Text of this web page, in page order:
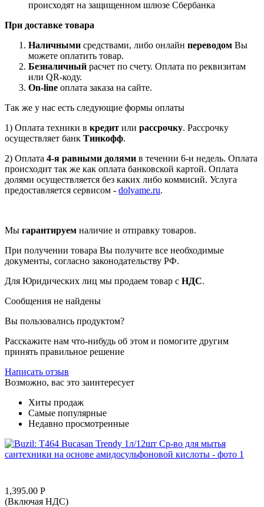
происходят на защищенном шлюзе Сбербанка
При доставке товара
Наличными средствами, либо онлайн переводом Вы
можете оплатить товар.
Безналичный расчет по счету. Оплата по реквизитам
или QR-коду.
On-line оплата заказа на сайте.
Так же у нас есть следующие формы оплаты
1) Оплата техники в кредит или рассрочку. Рассрочку
осуществляет банк Тинкофф.
2) Оплата 4-я равными долями в течении 6-и недель. Оплата
происходит так же как оплата банковской картой. Оплата
долями осуществляется без каких либо коммисий. Услуга
предоставляется сервисом - dolyame.ru.
Мы гарантируем наличие и отправку товаров.
При получении товара Вы получите все необходимые
документы, согласно законодательству РФ.
Для Юридических лиц мы продаем товар с НДС.
Сообщения не найдены
Вы пользовались продуктом?
Расскажите нам что-нибудь об этом и помогите другим
принять правильное решение
Написать отзыв
Возможно, вас это заинтересует
Хиты продаж
Самые популярные
Недавно просмотренные
1,395.00 Р
(Включая НДС)